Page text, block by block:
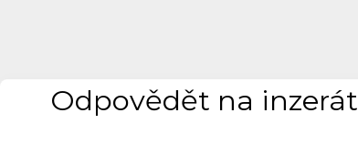
Odpovědět na inzerát